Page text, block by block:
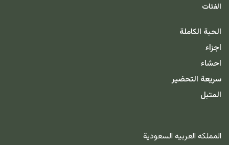
الفئات
الحبة الكاملة
اجزاء
احشاء
سريعة التحضير
المتبل
المملكه العربيه السعودية